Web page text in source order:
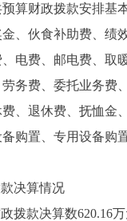
财政拨款安排基本
、伙食补助费、绩
电费、邮电费、取
务费、委托业务费
、退休费、抚恤
购置、专用设备购
决算情况
款决算数620.16万